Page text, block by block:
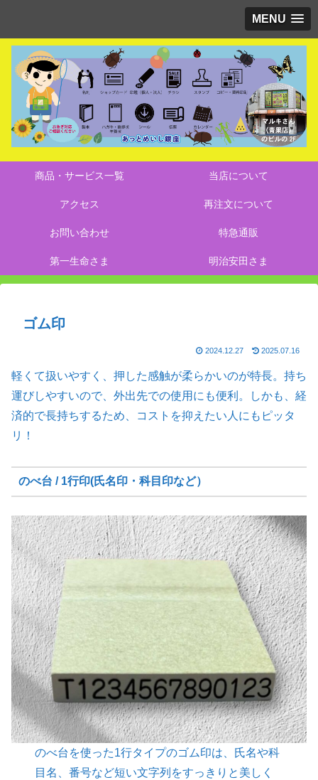
MENU
商品・サービス一覧 当店について
アクセス 再注文について
お問い合わせ 特急通販
第一生命さま 明治安田さま
ゴム印
2024.12.27 2025.07.16
軽くて扱いやすく、押した感触が柔らかいのが特長。持ち
運びしやすいので、外出先での使用にも便利。しかも、経
済的で長持ちするため、コストを抑えたい人にもピッタ
リ！
のべ台 / 1行印(氏名印・科目印など）
のべ台を使った1行タイプのゴム印は、氏名や科
目名、番号など短い文字列をすっきりと美しく